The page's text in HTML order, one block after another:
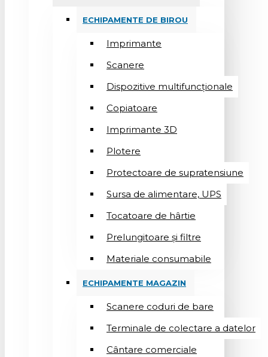
ECHIPAMENTE DE BIROU
Imprimante
Scanere
Dispozitive multifuncționale
Copiatoare
Imprimante 3D
Plotere
Protectoare de supratensiune
Sursa de alimentare, UPS
Tocatoare de hârtie
Prelungitoare și filtre
Materiale consumabile
ECHIPAMENTE MAGAZIN
Scanere coduri de bare
Terminale de colectare a datelor
Cântare comerciale